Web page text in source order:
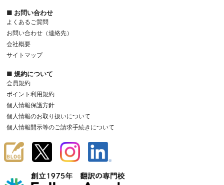
■ お問い合わせ
よくあるご質問
お問い合わせ（連絡先）
会社概要
サイトマップ
■ 規約について
会員規約
ポイント利用規約
個人情報保護方針
個人情報のお取り扱いについて
個人情報開示等のご請求手続きについて